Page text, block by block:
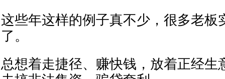
这些年这样的例子真不少，很多老板
了。
总想着走捷径、赚快钱，放着正经生